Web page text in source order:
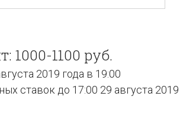
1000-1100 руб.
2019 года в 19:00
ставок до 17:00 29 августа 2019